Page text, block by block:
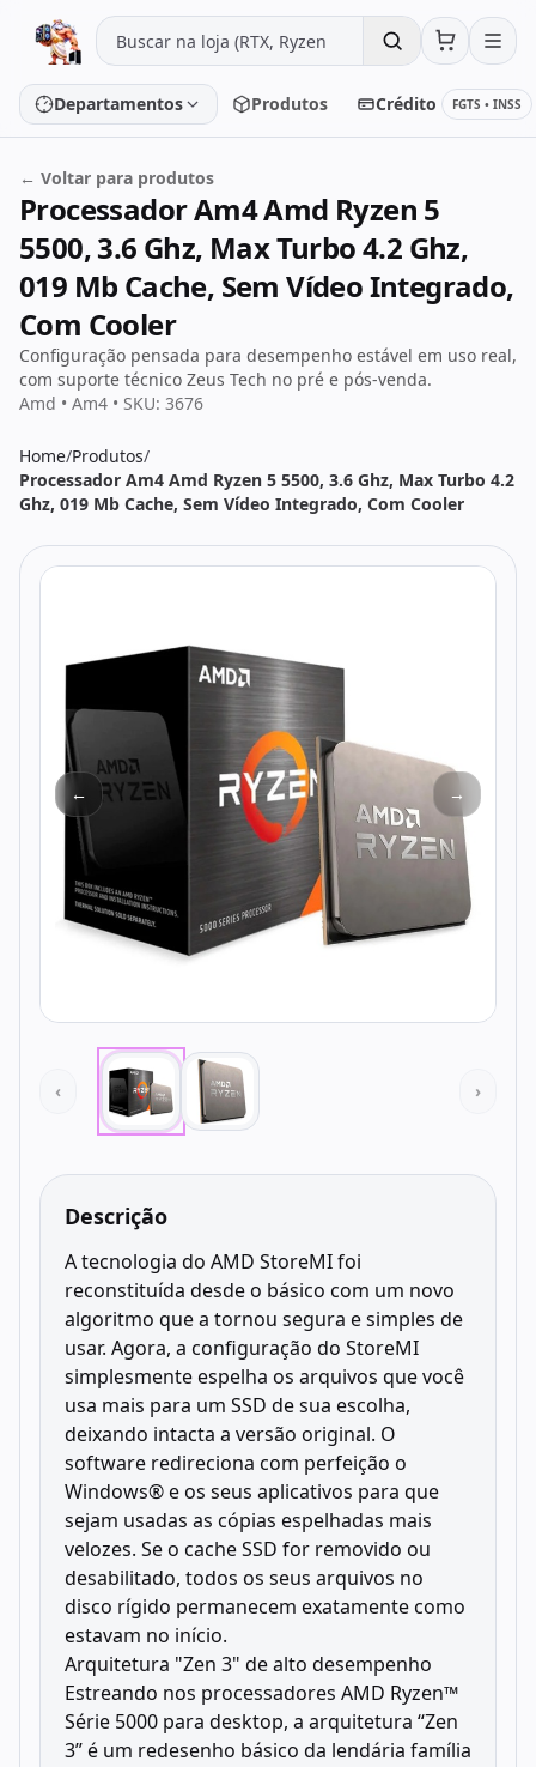
Pular para o conteúdo
Departamentos
Placa de vídeo Processador
Placa-mãe Memória
SSD/HD
Monitores Fontes
Todos os produtos Seleções
Produtos Crédito FGTS • INSS
← Voltar para produtos
Processador Am4 Amd Ryzen 5
5500, 3.6 Ghz, Max Turbo 4.2 Ghz,
019 Mb Cache, Sem Vídeo Integrado,
Com Cooler
Configuração pensada para desempenho estável em uso real,
com suporte técnico Zeus Tech no pré e pós-venda.
Amd • Am4 • SKU: 3676
Home/Produtos/
Processador Am4 Amd Ryzen 5 5500, 3.6 Ghz, Max Turbo 4.2
Ghz, 019 Mb Cache, Sem Vídeo Integrado, Com Cooler
← →
‹ ›
Descrição
A tecnologia do AMD StoreMI foi
reconstituída desde o básico com um novo
algoritmo que a tornou segura e simples de
usar. Agora, a configuração do StoreMI
simplesmente espelha os arquivos que você
usa mais para um SSD de sua escolha,
deixando intacta a versão original. O
software redireciona com perfeição o
Windows® e os seus aplicativos para que
sejam usadas as cópias espelhadas mais
velozes. Se o cache SSD for removido ou
desabilitado, todos os seus arquivos no
disco rígido permanecem exatamente como
estavam no início.
Arquitetura "Zen 3" de alto desempenho
Estreando nos processadores AMD Ryzen™
Série 5000 para desktop, a arquitetura “Zen
3” é um redesenho básico da lendária família